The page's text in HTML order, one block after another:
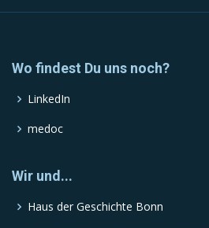
Wo findest Du uns noch?
LinkedIn
medoc
Wir und...
Haus der Geschichte Bonn